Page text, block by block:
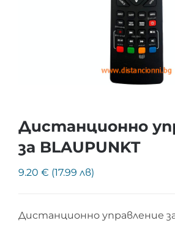
Дистанционно
за BLAUPUNKT
9.20 € (17.99 лв)
Дистанционно управление